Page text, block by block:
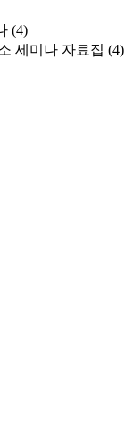
(4)
세미나 자료집 (4)